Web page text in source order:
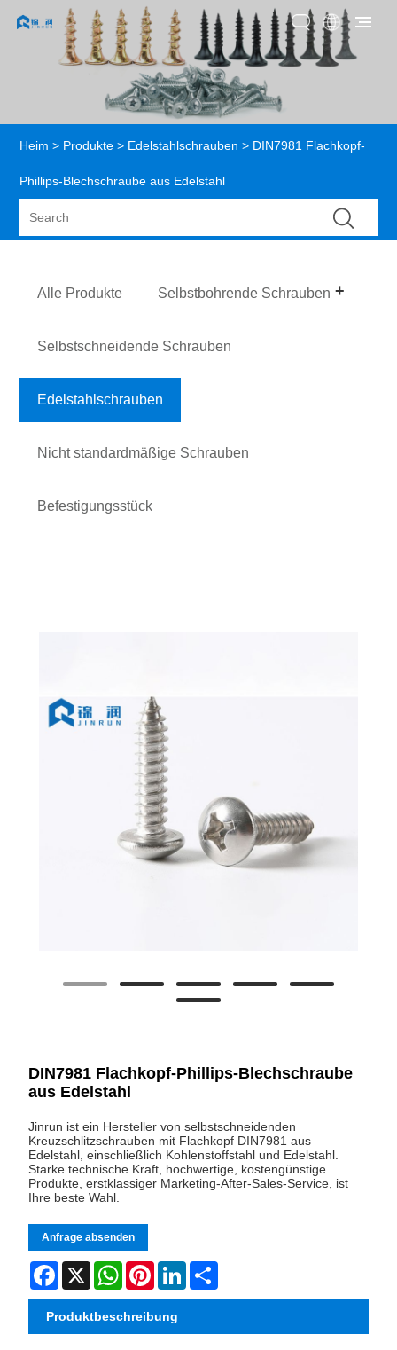
Heim > Produkte > Edelstahlschrauben > DIN7981 Flachkopf-
Phillips-Blechschraube aus Edelstahl
Alle Produkte Selbstbohrende Schrauben
Selbstschneidende Schrauben
Edelstahlschrauben
Nicht standardmäßige Schrauben
Befestigungsstück
DIN7981 Flachkopf-Phillips-Blechschraube
aus Edelstahl
Jinrun ist ein Hersteller von selbstschneidenden
Kreuzschlitzschrauben mit Flachkopf DIN7981 aus
Edelstahl, einschließlich Kohlenstoffstahl und Edelstahl.
Starke technische Kraft, hochwertige, kostengünstige
Produkte, erstklassiger Marketing-After-Sales-Service, ist
Ihre beste Wahl.
Anfrage absenden
Facebook
X WhatsAppPinterestLinkedIn
Produktbeschreibung